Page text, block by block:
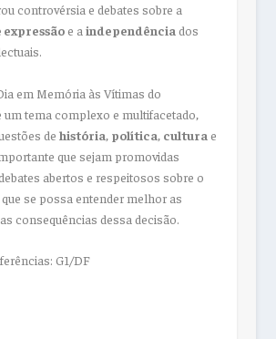
controvérsia e debates sobre a
e a independência dos
em Memória às Vítimas do
um tema complexo e multifacetado,
de história, política, cultura e
que sejam promovidas
abertos e respeitosos sobre o
se possa entender melhor as
consequências dessa decisão.
G1/DF